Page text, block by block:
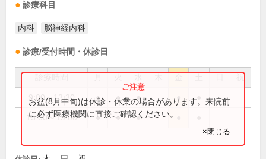
診療科目
内科 脳神経内科
診療/受付時間・休診日
祝
9:00～13:30 ● ● ● ●
15:00～19:00 ● ● ●
お盆(8月中旬)は休診・休業の場合があります。来院前
に必ず医療機関に直接ご確認ください。
×閉じる